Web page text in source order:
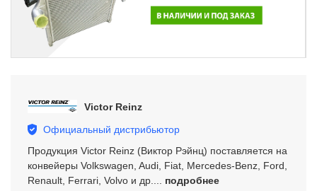
Victor Reinz
Официальный дистрибьютор
Продукция Victor Reinz (Виктор Рэйнц) поставляется на
конвейеры Volkswagen, Audi, Fiat, Mercedes-Benz, Ford,
Renault, Ferrari, Volvo и др.... подробнее